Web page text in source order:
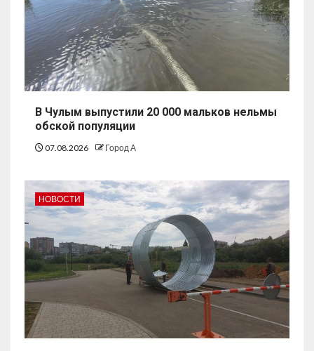
В Чулым выпустили 20 000 мальков нельмы
обской популяции
07.08.2026 Город А
НОВОСТИ